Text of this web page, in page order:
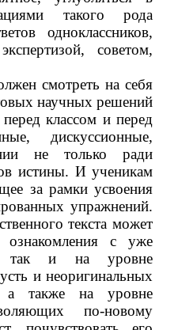
такого рода
одноклассников,
советом,
смотреть на себя
научных решений
классом и перед
дискуссионные,
не только ради
истины. И ученикам
за рамки усвоения
упражнений.
текста может
ознакомления с уже
так и на уровне
и неоригинальных
а также на уровне
по-новому